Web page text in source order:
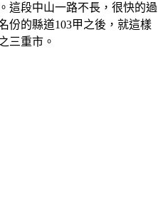
這段中山一路不長，很快的過
份的縣道103甲之後，就這樣
三重市。